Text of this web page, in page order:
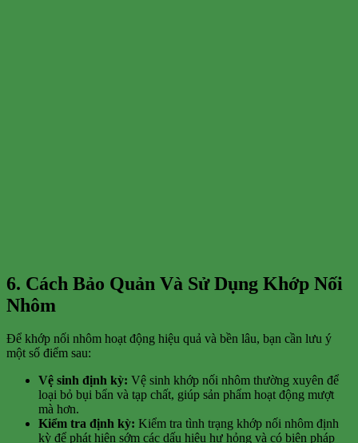
6. Cách Bảo Quản Và Sử Dụng Khớp Nối
Nhôm
Để khớp nối nhôm hoạt động hiệu quả và bền lâu, bạn cần lưu ý
một số điểm sau:
Vệ sinh định kỳ: Vệ sinh khớp nối nhôm thường xuyên để
loại bỏ bụi bẩn và tạp chất, giúp sản phẩm hoạt động mượt
mà hơn.
Kiểm tra định kỳ: Kiểm tra tình trạng khớp nối nhôm định
kỳ để phát hiện sớm các dấu hiệu hư hỏng và có biện pháp